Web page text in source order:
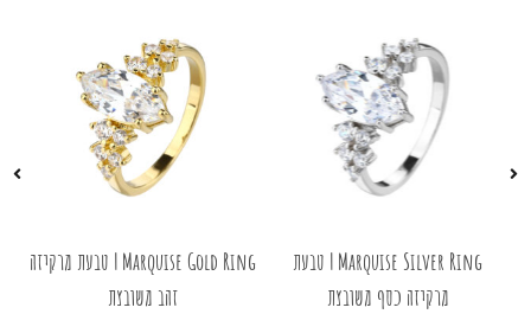
Marquise Silver Ring | טבעת
מרקיזה כסף משובצת
Marquise Gold Ring | טבעת מרקיזה
זהב משובצת